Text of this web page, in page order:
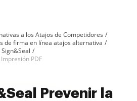
a los Atajos de Competidores
de firma en línea atajos alternativa
PDF
Prevenir la